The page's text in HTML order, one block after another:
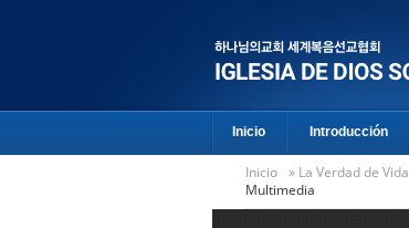
Inicio Introducción
Inicio » La Verdad de Vida
Multimedia